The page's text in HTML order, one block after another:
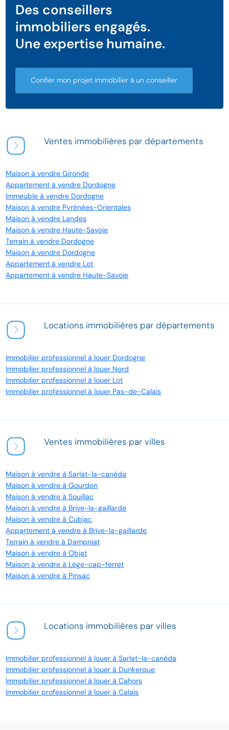
Des conseillers
immobiliers engagés.
Une expertise humaine.
Confier mon projet immobilier à un conseiller
Ventes immobilières par départements
Maison à vendre Gironde
Appartement à vendre Dordogne
Immeuble à vendre Dordogne
Maison à vendre Pyrénées-Orientales
Maison à vendre Landes
Maison à vendre Haute-Savoie
Terrain à vendre Dordogne
Maison à vendre Dordogne
Appartement à vendre Lot
Appartement à vendre Haute-Savoie
Locations immobilières par départements
Immobilier professionnel à louer Dordogne
Immobilier professionnel à louer Nord
Immobilier professionnel à louer Lot
Immobilier professionnel à louer Pas-de-Calais
Ventes immobilières par villes
Maison à vendre à Sarlat-la-canéda
Maison à vendre à Gourdon
Maison à vendre à Souillac
Maison à vendre à Brive-la-gaillarde
Maison à vendre à Cubjac
Appartement à vendre à Brive-la-gaillarde
Terrain à vendre à Dampniat
Maison à vendre à Objat
Maison à vendre à Lège-cap-ferret
Maison à vendre à Pinsac
Locations immobilières par villes
Immobilier professionnel à louer à Sarlat-la-canéda
Immobilier professionnel à louer à Dunkerque
Immobilier professionnel à louer à Cahors
Immobilier professionnel à louer à Calais